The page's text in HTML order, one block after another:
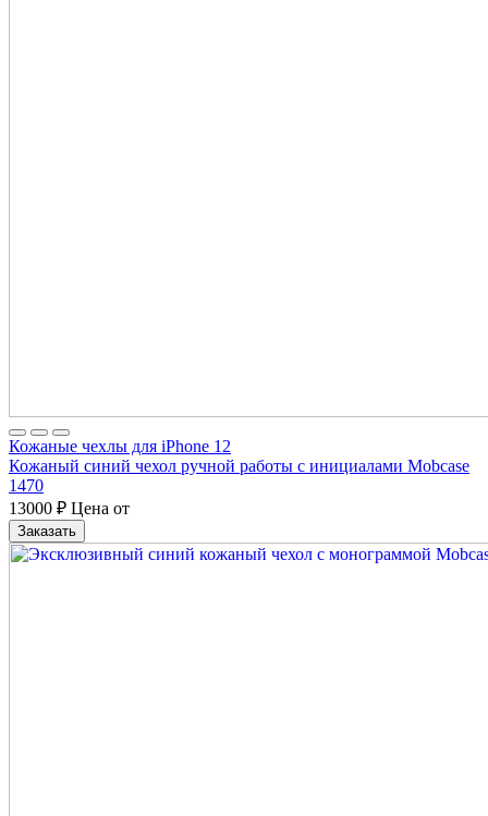
Кожаные чехлы для iPhone 12
Кожаный синий чехол ручной работы с инициалами Mobcase
1470
13000 ₽ Цена от
Заказать